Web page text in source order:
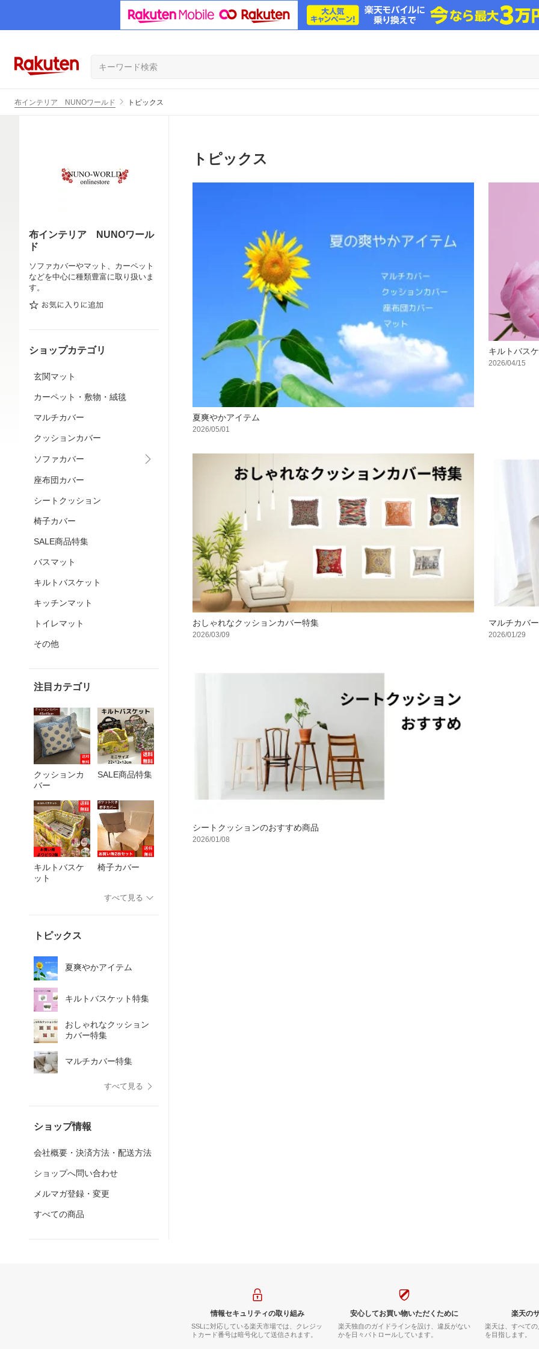
布インテリア NUNOワールド トピックス
布インテリア NUNOワール
ド
ソファカバーやマット、カーペット
などを中心に種類豊富に取り扱いま
す。
ショップカテゴリ
玄関マット
カーペット・敷物・絨毯
マルチカバー
クッションカバー
ソファカバー
座布団カバー
シートクッション
椅子カバー
SALE商品特集
バスマット
キルトバスケット
キッチンマット
トイレマット
その他
注目カテゴリ
クッションカ
バー
SALE商品特集
キルトバスケ
ット
椅子カバー
すべて見る
トピックス
夏爽やかアイテム
キルトバスケット特集
おしゃれなクッション
カバー特集
マルチカバー特集
すべて見る
ショップ情報
会社概要・決済方法・配送方法
ショップへ問い合わせ
メルマガ登録・変更
すべての商品
トピックス
夏爽やかアイテム
2026/05/01
キルトバス
2026/04/15
おしゃれなクッションカバー特集
2026/03/09
マルチカバ
2026/01/29
シートクッションのおすすめ商品
2026/01/08
情報セキュリティの取り組み
SSLに対応している楽天市場では、クレジッ
トカード番号は暗号化して送信されます。
安心してお買い物いただくために
楽天独自のガイドラインを設け、違反がない
かを日々パトロールしています。
楽天の
楽天は、すべて
を目指します。